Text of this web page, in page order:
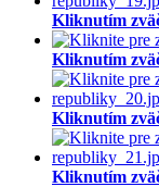
Kliknutím
Kliknutím
Kliknutím
Kliknutím